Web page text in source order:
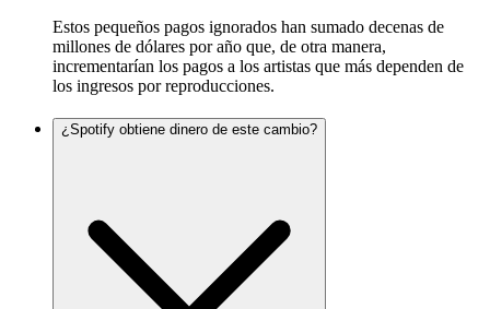
Estos pequeños pagos ignorados han sumado decenas de
millones de dólares por año que, de otra manera,
incrementarían los pagos a los artistas que más dependen de
los ingresos por reproducciones.
¿Spotify obtiene dinero de este cambio?